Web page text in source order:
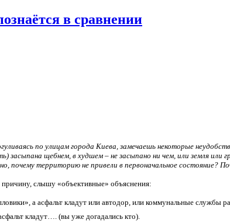
в сравнении
по улицам города Киева, замечаешь некоторые
засыпана щебнем, в худшем – не засыпано ни чем, или земля
почему территорию не привели в первоначальное
слышу «объективные» объяснения:
а асфальт кладут или автодор, или коммунальные службы
кладут…. (вы уже догадались кто).